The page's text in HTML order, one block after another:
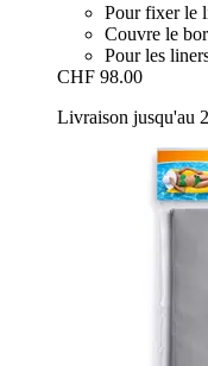
Pour fixer le
Couvre le
Pour les
CHF 98.00
Livraison jusqu'au